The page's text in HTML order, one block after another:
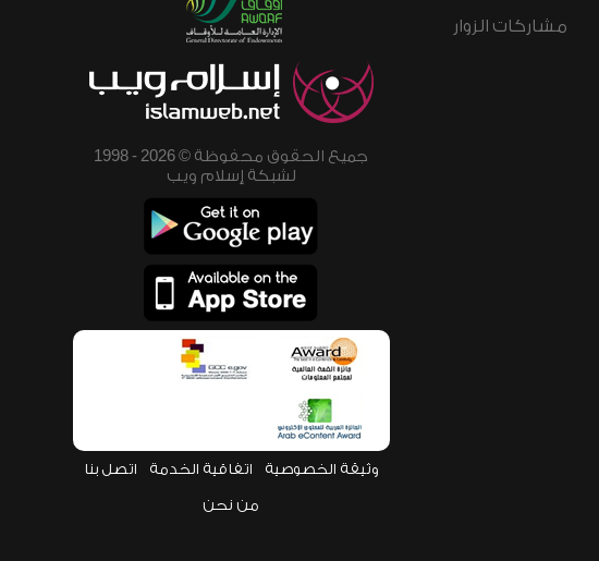
مشاركات الزوار
جميع الحقوق محفوظة © 2026 - 1998
لشبكة إسلام ويب
وثيقة الخصوصية اتفاقية الخدمة اتصل بنا
من نحن